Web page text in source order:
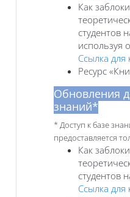
Как
студентов
используя
Ссылка для
Ресурс
Обновления
знаний*
* Доступ к базе
предоставляется
Как
студентов
Ссылка для